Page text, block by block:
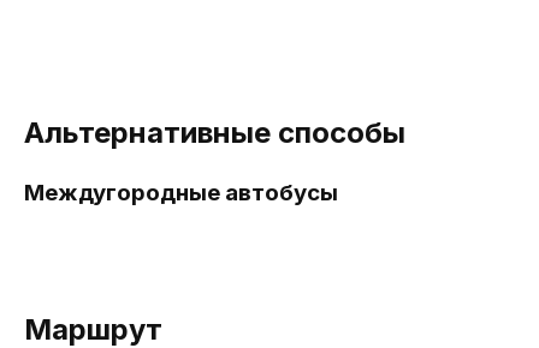
Альтернативные способы
Междугородные автобусы
Маршрут